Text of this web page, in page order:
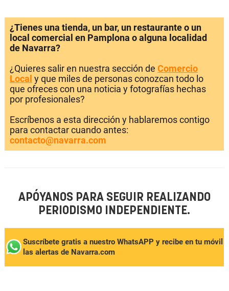
¿Tienes una tienda, un bar, un restaurante o un
local comercial en Pamplona o alguna localidad
de Navarra?
¿Quieres salir en nuestra sección de Comercio
Local y que miles de personas conozcan todo lo
que ofreces con una noticia y fotografías hechas
por profesionales?
Escríbenos a esta dirección y hablaremos contigo
para contactar cuando antes:
contacto@navarra.com
APÓYANOS PARA SEGUIR REALIZANDO
PERIODISMO INDEPENDIENTE.
Suscríbete gratis a nuestro WhatsAPP y recibe en tu móvil
las alertas de Navarra.com